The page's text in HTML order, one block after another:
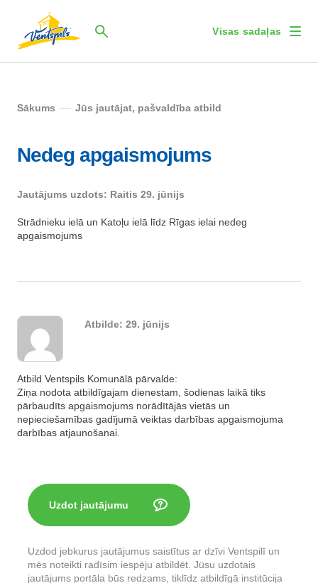
Visas sadaļas
Sākums Jūs jautājat, pašvaldība atbild
Nedeg apgaismojums
Jautājums uzdots: Raitis 29. jūnijs
Strādnieku ielā un Katoļu ielā līdz Rīgas ielai nedeg
apgaismojums
Atbilde: 29. jūnijs
Atbild Ventspils Komunālā pārvalde:
Ziņa nodota atbildīgajam dienestam, šodienas laikā tiks
pārbaudīts apgaismojums norādītājās vietās un
nepieciešamības gadījumā veiktas darbības apgaismojuma
darbības atjaunošanai.
Uzdot jautājumu
Uzdod jebkurus jautājumus saistītus ar dzīvi Ventspilī un
mēs noteikti radīsim iespēju atbildēt. Jūsu uzdotais
jautājums portāla būs redzams, tiklīdz atbildīgā institūcija